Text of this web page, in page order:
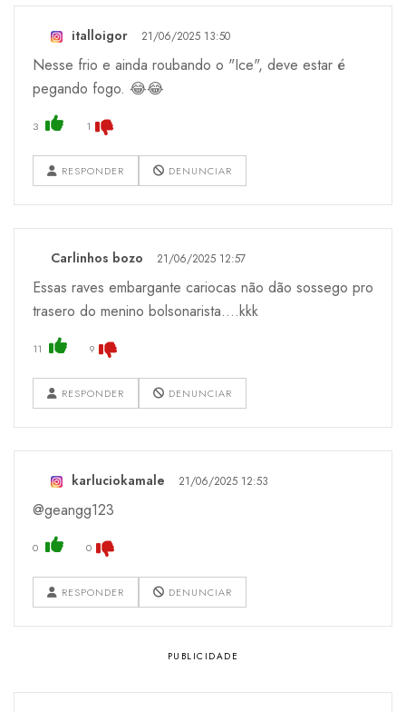
italloigor 21/06/2025 13:50
Nesse frio e ainda roubando o "Ice", deve estar é
pegando fogo. 😂😂
3 1
RESPONDER DENUNCIAR
Carlinhos bozo 21/06/2025 12:57
Essas raves embargante cariocas não dão sossego pro
trasero do menino bolsonarista....kkk
11 9
RESPONDER DENUNCIAR
karluciokamale 21/06/2025 12:53
@geangg123
0 0
RESPONDER DENUNCIAR